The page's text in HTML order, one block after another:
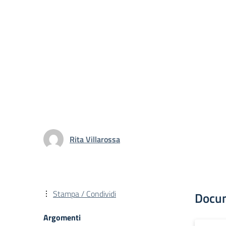
Rita Villarossa
Stampa / Condividi
Argomenti